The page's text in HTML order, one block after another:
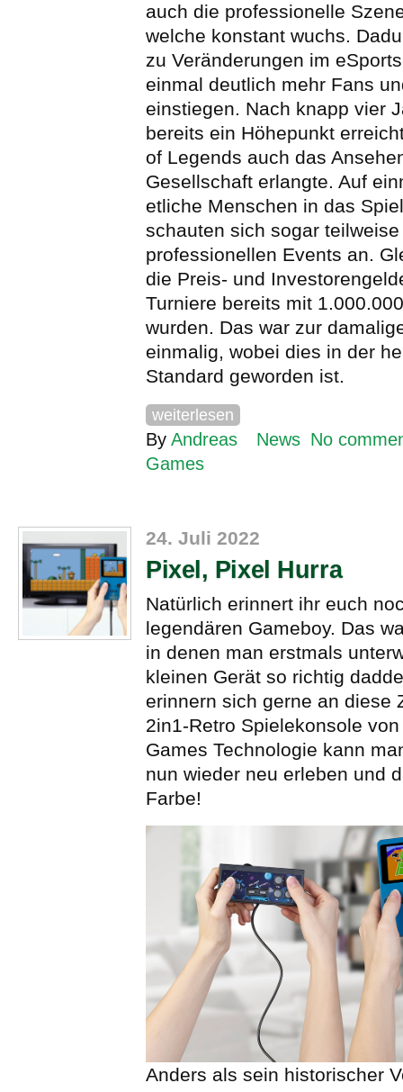
auch die professionelle
welche konstant wuchs.
zu Veränderungen im
einmal deutlich mehr Fans
einstiegen. Nach knapp vier
bereits ein Höhepunkt
of Legends auch das
Gesellschaft erlangte. Auf
etliche Menschen in das
schauten sich sogar
professionellen Events an.
die Preis- und
Turniere bereits mit
wurden. Das war zur
einmalig, wobei dies in der
Standard geworden ist.
weiterlesen
By Andreas News No
Games
24. Juli 2022
Pixel, Pixel Hurra
Natürlich erinnert ihr euch
legendären Gameboy. Das
in denen man erstmals
kleinen Gerät so richtig
erinnern sich gerne an diese
2in1-Retro Spielekonsole
Games Technologie kann
nun wieder neu erleben und
Farbe!
Anders als sein historischer